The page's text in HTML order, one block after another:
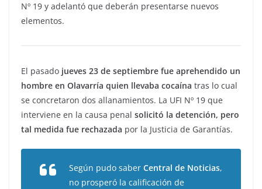
Nº 19 y adelantó que deberán presentarse nuevos
elementos.
El pasado jueves 23 de septiembre fue aprehendido un
hombre en Olavarría quien llevaba cocaína tras lo cual
se concretaron dos allanamientos. La UFI Nº 19 que
interviene en la causa penal solicitó la detención, pero
tal medida fue rechazada por la Justicia de Garantías.
Según pudo saber Central de Noticias,
no prosperó la calificación de